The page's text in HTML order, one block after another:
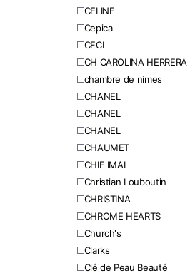
CELINE
Cepica
CFCL
CH CAROLINA HERRERA
chambre de nimes
CHANEL
CHANEL
CHANEL
CHAUMET
CHIE IMAI
Christian Louboutin
CHRISTINA
CHROME HEARTS
Church's
Clarks
Clé de Peau Beauté